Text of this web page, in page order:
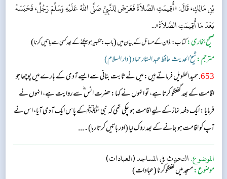
بْنِ مَالِكٍ، قَالَ: «أُقِيمَتِ الصَّلاَةُ فَعَرَضَ لِلنَّبِيِّ صَلَّى اللهُ عَلَيْهِ وَسَلَّمَ رَجُلٌ، فَحَبَسَهُ
بَعْدَ مَا أُقِيمَتِ الصَّلاَةُ»...
صحیح بخاری:کتاب: اذان کے مسائل کے بیان میں(باب: تکبیر ہو چکنے کے بعدکسی سے باتیں کرنا)
مترجم:شیخ الحدیث حافظ عبد الستار حماد (دار السلام)
653. حمید الطویل فرماتے ہیں: میں نے ثابت بنانی سے ایسے آدمی کے بارے میں پوچھا جو
اقامت کے بعد گفتگو کرتا ہے، تو انہوں نے کہا: حضرت انس ؓ سے روایت ہے، انہوں نے
فرمایا: ایک دفعہ نماز کے لیے اقامت ہو چکی تھی کہ نبی ﷺ کے پاس ایک آدمی آیا، اس نے
آپ کو اقامت ہو جانے کے بعد روک لیا (اور باتیں کرتا رہا)۔...
الموضوع:التحدث في المساجد (العبادات)
موضوع:مسجد میں گفتگوکرنا (عبادات)